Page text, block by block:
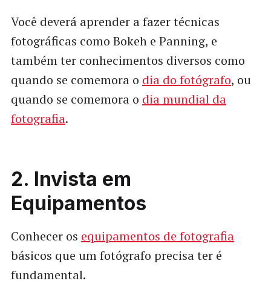
Você deverá aprender a fazer técnicas
fotográficas como Bokeh e Panning, e
também ter conhecimentos diversos como
quando se comemora o dia do fotógrafo, ou
quando se comemora o dia mundial da
fotografia.
2. Invista em
Equipamentos
Conhecer os equipamentos de fotografia
básicos que um fotógrafo precisa ter é
fundamental.